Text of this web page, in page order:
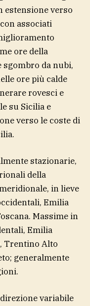
estensione verso
associati
ore della
da nubi,
ore più calde
rovesci e
su Sicilia e
verso le coste di
stazionarie,
della
in lieve
Emilia
Massime in
Emilia
Trentino Alto
generalmente
variabile